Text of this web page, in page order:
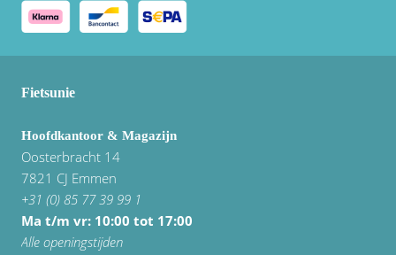
Fietsunie
Hoofdkantoor & Magazijn
Oosterbracht 14
7821 CJ Emmen
+31 (0) 85 77 39 99 1
Ma t/m vr: 10:00 tot 17:00
Alle openingstijden